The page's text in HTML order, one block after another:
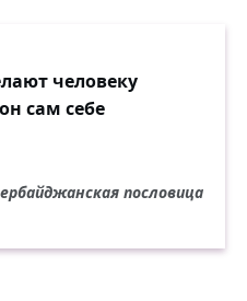
человеку
сам себе
пословица